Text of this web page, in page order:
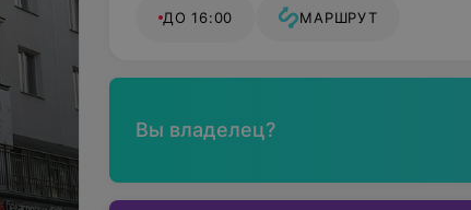
ДО 16:00 МАРШРУТ
Вы владелец?